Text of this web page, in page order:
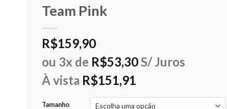
Team Pink
R$159,90
ou 3x de R$53,30S/ Juros
À vista R$151,91
Tamanho